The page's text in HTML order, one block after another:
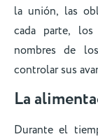
la unión, las
cada parte,
nombres de
controlar sus
La
Durante el